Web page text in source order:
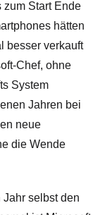
zum Start Ende
hätten
besser verkauft
Chef, ohne
System
Jahren bei
neue
die Wende
selbst den